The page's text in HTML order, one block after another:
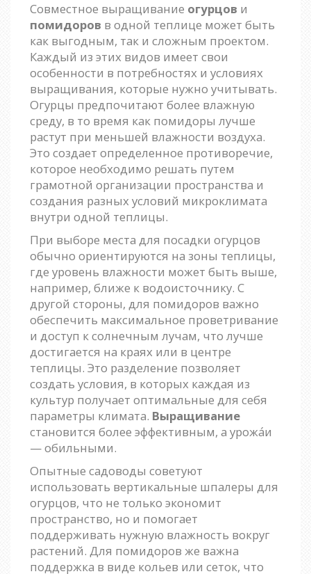
Совместное выращивание огурцов и
помидоров в одной теплице может быть
как выгодным, так и сложным проектом.
Каждый из этих видов имеет свои
особенности в потребностях и условиях
выращивания, которые нужно учитывать.
Огурцы предпочитают более влажную
среду, в то время как помидоры лучше
растут при меньшей влажности воздуха.
Это создает определенное противоречие,
которое необходимо решать путем
грамотной организации пространства и
создания разных условий микроклимата
внутри одной теплицы.
При выборе места для посадки огурцов
обычно ориентируются на зоны теплицы,
где уровень влажности может быть выше,
например, ближе к водоисточнику. С
другой стороны, для помидоров важно
обеспечить максимальное проветривание
и доступ к солнечным лучам, что лучше
достигается на краях или в центре
теплицы. Это разделение позволяет
создать условия, в которых каждая из
культур получает оптимальные для себя
параметры климата. Выращивание
становится более эффективным, а урожа́и
— обильными.
Опытные садоводы советуют
использовать вертикальные шпалеры для
огурцов, что не только экономит
пространство, но и помогает
поддерживать нужную влажность вокруг
растений. Для помидоров же важна
поддержка в виде кольев или сеток, что